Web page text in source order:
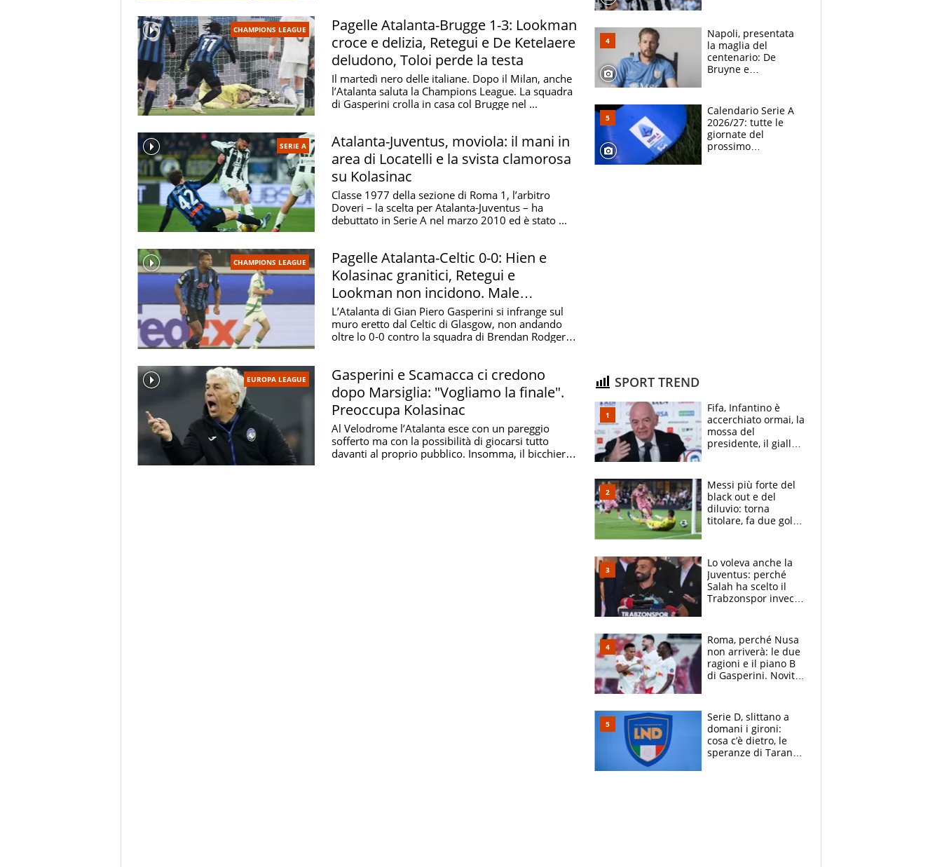
CHAMPIONS LEAGUE
Pagelle Atalanta-Brugge 1-3: Lookman
croce e delizia, Retegui e De Ketelaere
deludono, Toloi perde la testa
Il martedì nero delle italiane. Dopo il Milan, anche
l’Atalanta saluta la Champions League. La squadra
di Gasperini crolla in casa col Brugge nel ...
SERIE A
Atalanta-Juventus, moviola: il mani in
area di Locatelli e la svista clamorosa
su Kolasinac
Classe 1977 della sezione di Roma 1, l’arbitro
Doveri – la scelta per Atalanta-Juventus – ha
debuttato in Serie A nel marzo 2010 ed è stato ...
CHAMPIONS LEAGUE
Pagelle Atalanta-Celtic 0-0: Hien e
Kolasinac granitici, Retegui e
Lookman non incidono. Male
Samardzic
L’Atalanta di Gian Piero Gasperini si infrange sul
muro eretto dal Celtic di Glasgow, non andando
oltre lo 0-0 contro la squadra di Brendan Rodgers.
EUROPA LEAGUE
Gasperini e Scamacca ci credono
dopo Marsiglia: "Vogliamo la finale".
Preoccupa Kolasinac
Al Velodrome l’Atalanta esce con un pareggio
sofferto ma con la possibilità di giocarsi tutto
davanti al proprio pubblico. Insomma, il bicchiere
colpi delle big
Napoli, presentata
la maglia del
centenario: De
Bruyne e
nuova divisa home
2026-2027
Calendario Serie A
2026/27: tutte le
giornate del
prossimo
SPORT TREND
Fifa, Infantino è
accerchiato ormai, la
mossa del
presidente, il giallo
Trump
Messi più forte del
black out e del
diluvio: torna
titolare, fa due gol e
che ritiro
Lo voleva anche la
Juventus: perché
Salah ha scelto il
Trabzonspor invece
Roma, perché Nusa
non arriverà: le due
ragioni e il piano B
di Gasperini. Novità
Serie D, slittano a
domani i gironi:
cosa c’è dietro, le
speranze di Taranto